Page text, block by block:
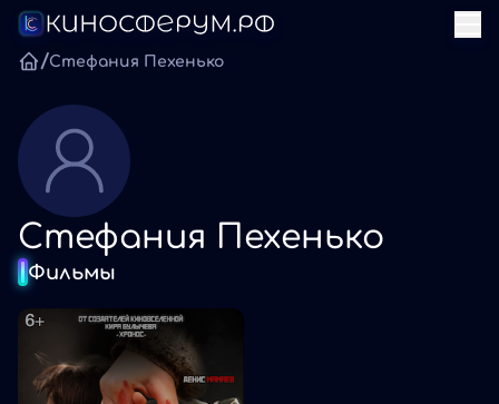
/Стефания Пехенько
Стефания Пехенько
Фильмы